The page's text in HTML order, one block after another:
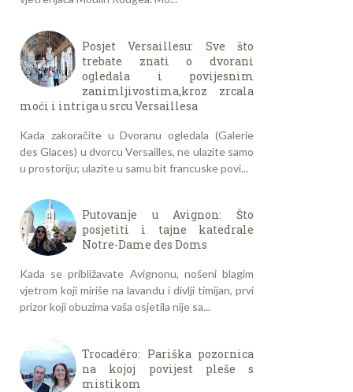
Posjet Versaillesu: Sve što
trebate znati o dvorani
ogledala i povijesnim
zanimljivostima,kroz zrcala
moći i intriga u srcu Versaillesa
Kada zakoračite u Dvoranu ogledala (Galerie
des Glaces) u dvorcu Versailles, ne ulazite samo
u prostoriju; ulazite u samu bit francuske povi...
Putovanje u Avignon: Što
posjetiti i tajne katedrale
Notre-Dame des Doms
Kada se približavate Avignonu, nošeni blagim
vjetrom koji miriše na lavandu i divlji timijan, prvi
prizor koji obuzima vaša osjetila nije sa...
Trocadéro: Pariška pozornica
na kojoj povijest pleše s
mistikom